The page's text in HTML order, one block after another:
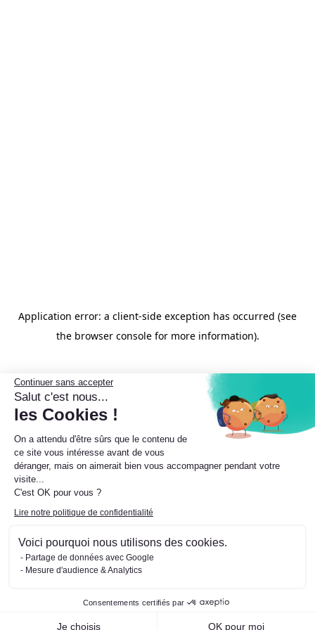
Continuer sans accepter
Salut c'est nous...
les Cookies !
On a attendu d'être sûrs que le contenu de
ce site vous intéresse avant de vous
déranger, mais on aimerait bien vous accompagner pendant votre
visite...
C'est OK pour vous ?
Lire notre politique de confidentialité
Voici pourquoi nous utilisons des cookies.
Partage de données avec Google
Mesure d'audience & Analytics
Consentements certifiés par
Je choisis OK pour moi
Application error: a client-side exception has occurred (see
the browser console for more information).